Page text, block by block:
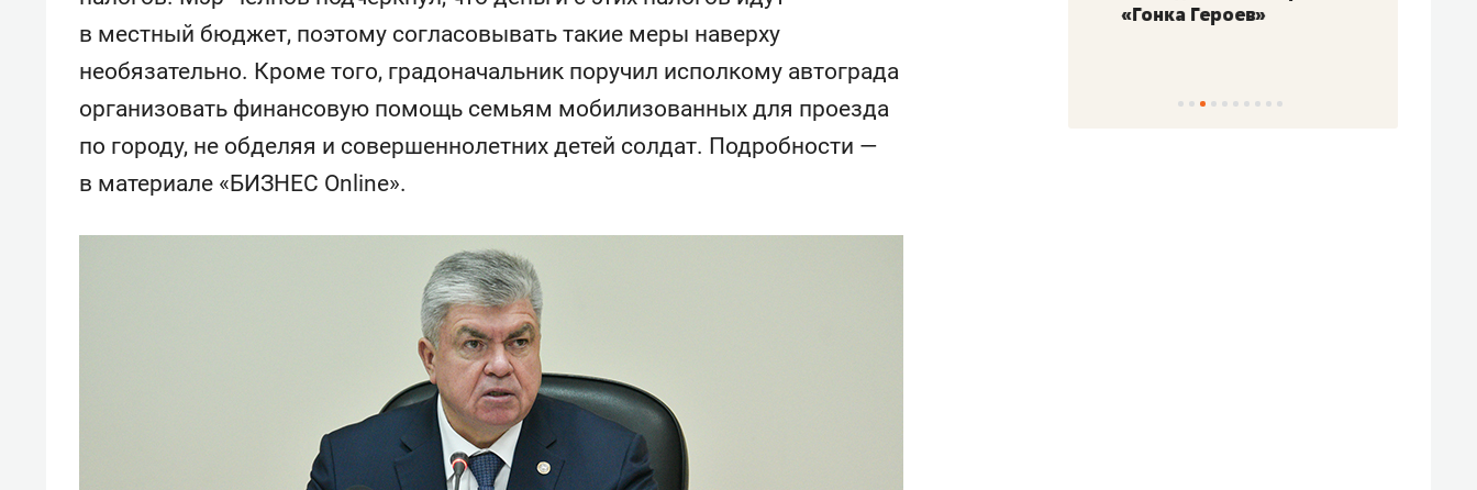
в местный бюджет, поэтому согласовывать такие меры наверху
необязательно. Кроме того, градоначальник поручил исполкому автограда
организовать финансовую помощь семьям мобилизованных для проезда
по городу, не обделяя и совершеннолетних детей солдат. Подробности —
в материале «БИЗНЕС Online».
состоянием как основа
антихрупких команд
«Гонка Героев»